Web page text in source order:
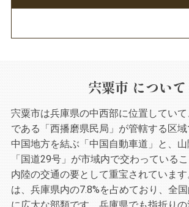
宍粟市 について
宍粟市は兵庫県の中西部に位置してい
である「西播磨県民局」が管轄する区
中国地方を結ぶ「中国自動車道」と、
「国道29号」が市域内で交わっている
内陸の交通の要として重宝されていま
は、兵庫県内の7.8%を占めており、全